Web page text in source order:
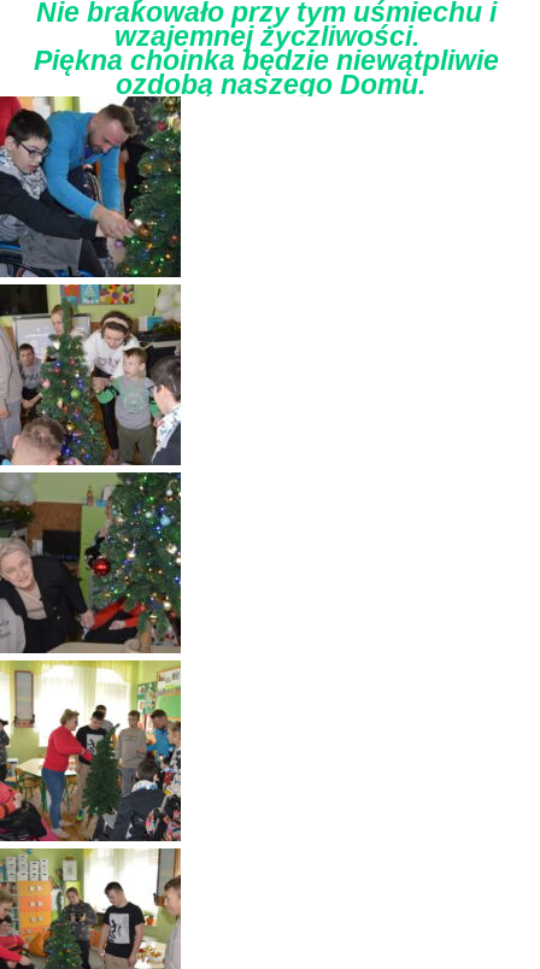
Nie brakowało przy tym uśmiechu i
wzajemnej życzliwości.
Piękna choinka będzie niewątpliwie
ozdobą naszego Domu.